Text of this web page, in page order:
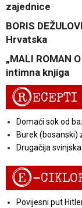
zajednice
BORIS
Hrvatska
„MALI ROMAN
intimna knjiga
RECEPTI
Domaći sok od
Burek (bosanski)
Drugačija
E-
Povijesni put